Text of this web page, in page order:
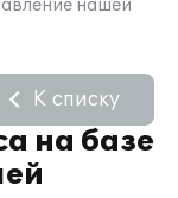
нашей
на базе
К списку